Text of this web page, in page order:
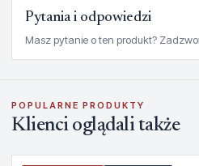
Pytania i odpowiedzi
Masz pytanie o ten produkt?
POPULARNE PRODUKTY
Klienci oglądali także